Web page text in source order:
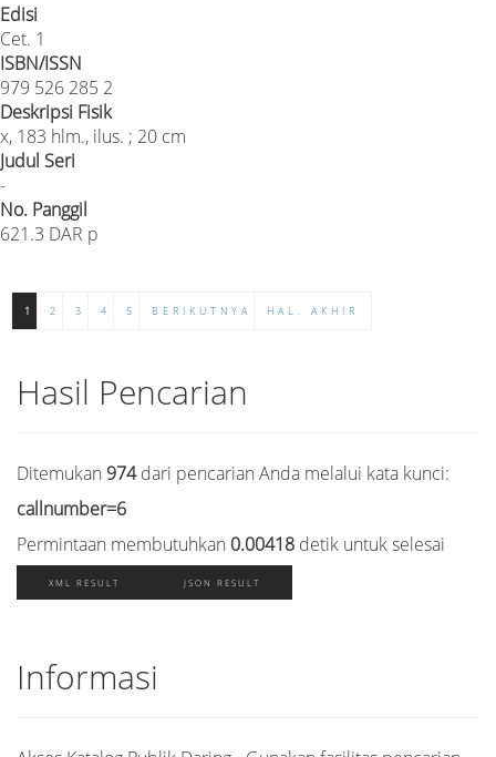
Edisi
Cet. 1
ISBN/ISSN
979 526 285 2
Deskripsi Fisik
x, 183 hlm., ilus. ; 20 cm
Judul Seri
-
No. Panggil
621.3 DAR p
1 2 3 4 5 BERIKUTNYA HAL. AKHIR
Hasil Pencarian
Ditemukan 974dari pencarian Anda melalui kata kunci:
callnumber=6
Permintaan membutuhkan 0.00418 detik untuk selesai
XML RESULT JSON RESULT
Informasi